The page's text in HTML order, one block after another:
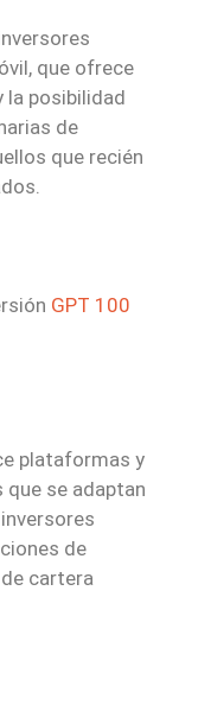
que ofrece
la posibilidad
de
que recién
GPT 100
plataformas y
se adaptan
de
cartera